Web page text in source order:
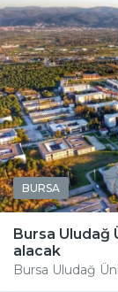
BURSA
Bursa Uludağ
alacak
Bursa Uludağ